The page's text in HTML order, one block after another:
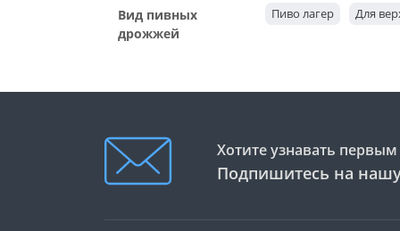
Вид пивных
дрожжей
Пиво лагер Для
Хотите узнавать
Подпишитесь на